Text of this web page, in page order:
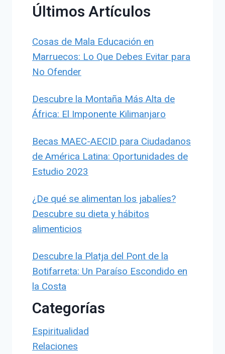
Últimos Artículos
Cosas de Mala Educación en
Marruecos: Lo Que Debes Evitar para
No Ofender
Descubre la Montaña Más Alta de
África: El Imponente Kilimanjaro
Becas MAEC-AECID para Ciudadanos
de América Latina: Oportunidades de
Estudio 2023
¿De qué se alimentan los jabalíes?
Descubre su dieta y hábitos
alimenticios
Descubre la Platja del Pont de la
Botifarreta: Un Paraíso Escondido en
la Costa
Categorías
Espiritualidad
Relaciones